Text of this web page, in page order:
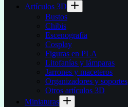
Artículos 3D
Bustos
Chibis
Escenografía
Cosplay
Figuras en PLA
Litofanías y lámparas
Jarrones y maceteros
Organizadores y soportes
Otros artículos 3D
Miniaturas